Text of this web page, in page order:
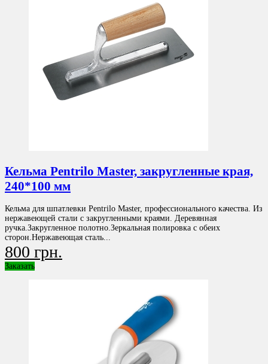
Кельма Pentrilo Master, закругленные края,
240*100 мм
Кельма для шпатлевки Pentrilo Master, профессионального качества. Из
нержавеющей стали с закругленными краями. Деревянная
ручка.Закругленное полотно.Зеркальная полировка с обеих
сторон.Нержавеющая сталь...
800 грн.
Заказать